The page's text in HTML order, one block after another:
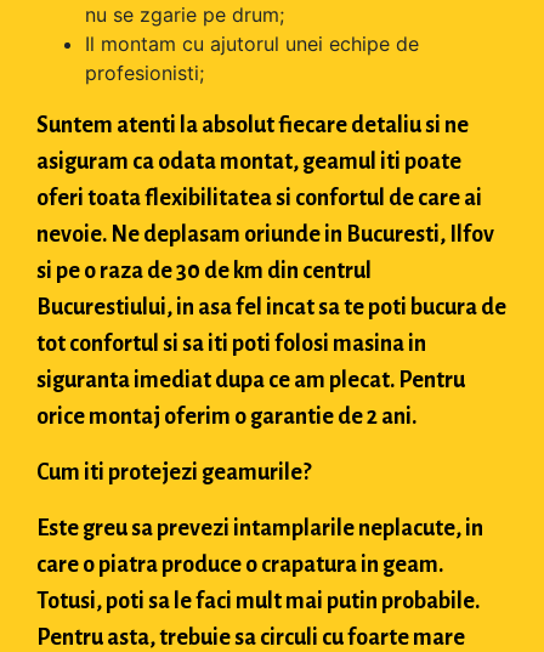
nu se zgarie pe drum;
Il montam cu ajutorul unei echipe de
profesionisti;
Suntem atenti la absolut fiecare detaliu si ne
asiguram ca odata montat, geamul iti poate
oferi toata flexibilitatea si confortul de care ai
nevoie. Ne deplasam oriunde in Bucuresti, Ilfov
si pe o raza de 30 de km din centrul
Bucurestiului, in asa fel incat sa te poti bucura de
tot confortul si sa iti poti folosi masina in
siguranta imediat dupa ce am plecat. Pentru
orice montaj oferim o garantie de 2 ani.
Cum iti protejezi geamurile?
Este greu sa prevezi intamplarile neplacute, in
care o piatra produce o crapatura in geam.
Totusi, poti sa le faci mult mai putin probabile.
Pentru asta, trebuie sa circuli cu foarte mare